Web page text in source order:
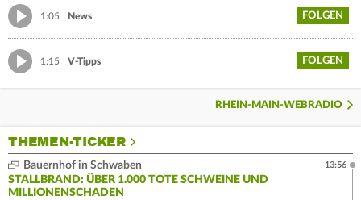
1:05 News FOLGEN
1:15 V-Tipps FOLGEN
RHEIN-MAIN-WEBRADIO
THEMEN-TICKER
Bauernhof in Schwaben
STALLBRAND: ÜBER 1.000 TOTE SCHWEINE UND
MILLIONENSCHADEN
13:56